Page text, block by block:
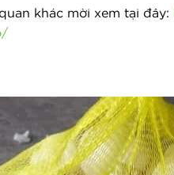
khác mời xem tại đây: